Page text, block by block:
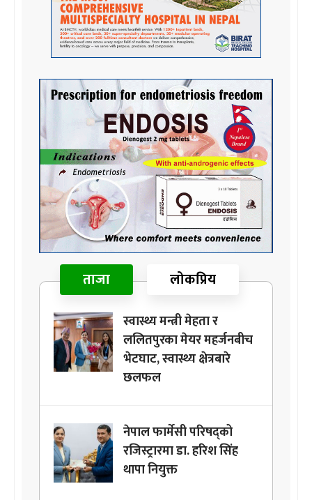
ताजा लोकप्रिय
स्वास्थ्य मन्त्री मेहता र
ललितपुरका मेयर महर्जनबीच
भेटघाट, स्वास्थ्य क्षेत्रबारे
छलफल
नेपाल फार्मेसी परिषद्को
रजिस्ट्रारमा डा. हरिश सिंह
थापा नियुक्त